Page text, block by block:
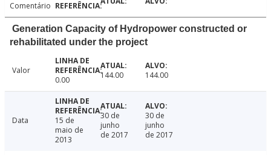
Comentário
Generation Capacity of Hydropower constructed or
rehabilitated under the project
Valor
0.00
144.00 144.00
Data
15 de
maio de
2013
30 de
junho
de 2017
30 de
junho
de 2017